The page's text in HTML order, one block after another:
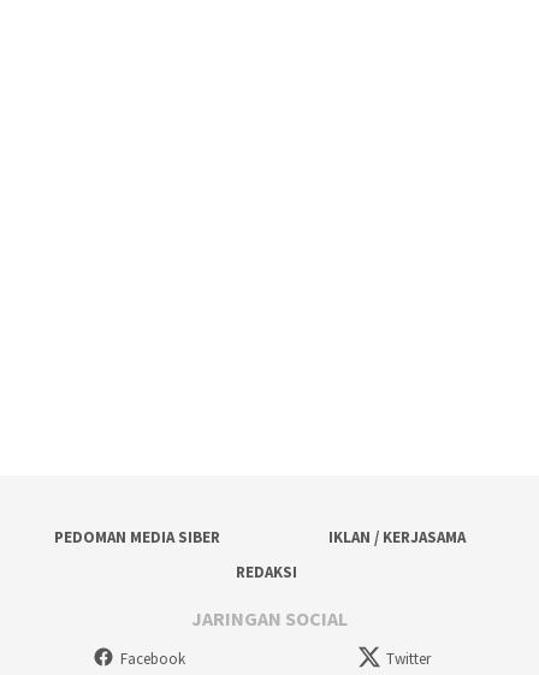
PEDOMAN MEDIA SIBER
IKLAN / KERJASAMA
REDAKSI
JARINGAN SOCIAL
Facebook Twitter